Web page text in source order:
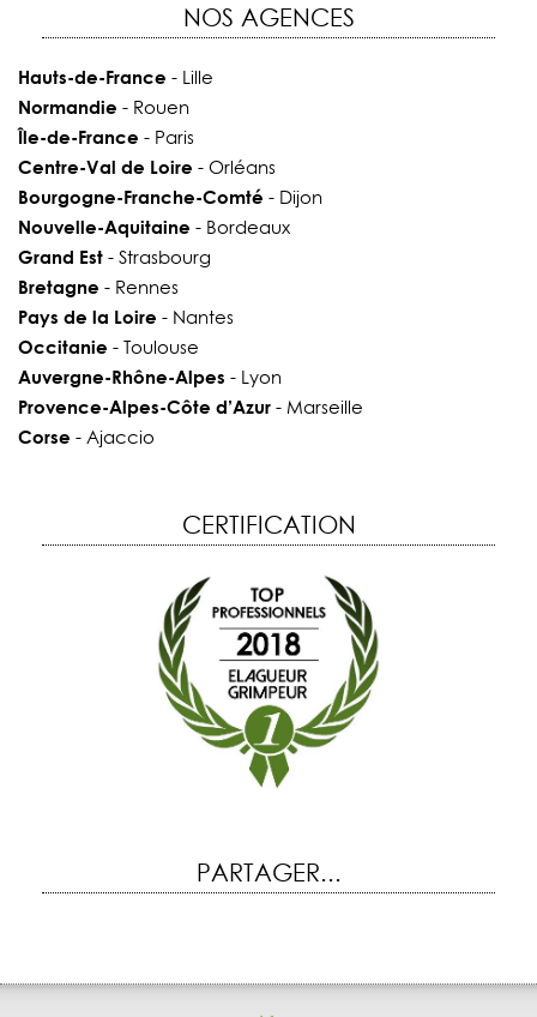
NOS AGENCES
Hauts-de-France - Lille
Normandie - Rouen
Île-de-France - Paris
Centre-Val de Loire - Orléans
Bourgogne-Franche-Comté - Dijon
Nouvelle-Aquitaine - Bordeaux
Grand Est- Strasbourg
Bretagne - Rennes
Pays de la Loire - Nantes
Occitanie - Toulouse
Auvergne-Rhône-Alpes - Lyon
Provence-Alpes-Côte d’Azur- Marseille
Corse - Ajaccio
CERTIFICATION
PARTAGER...